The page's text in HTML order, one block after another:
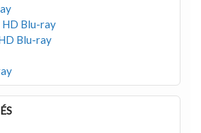
HD Blu-ray
Blu-ray